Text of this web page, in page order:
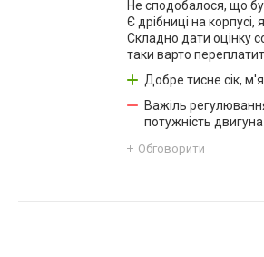
Не сподобалося, що
Є дрібниці на корпусі,
Складно дати оцінку
таки варто
Добре тисне сік,
Важіль
потужність двигуна
Обговорити